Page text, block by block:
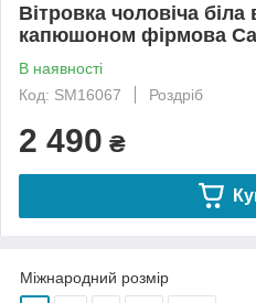
Вітровка чоловіча біла
капюшоном фірмова
В наявності
Код: SM16067
Роздріб
2 490 ₴
Міжнародний розмір